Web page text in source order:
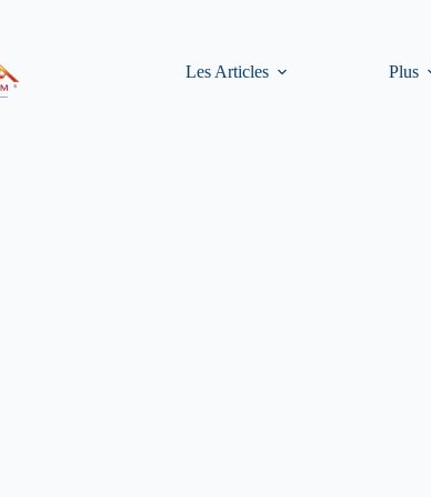
Les Articles Plus